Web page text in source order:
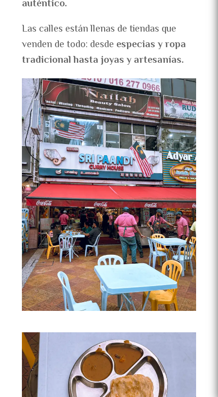
auténtico.
Las calles están llenas de tiendas que
venden de todo: desde especias y ropa
tradicional hasta joyas y artesanías.